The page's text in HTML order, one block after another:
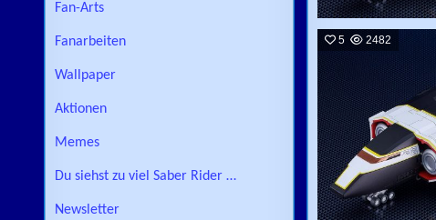
5 2482
Fan-Arts
Fanarbeiten
Wallpaper
Aktionen
Memes
Du siehst zu viel Saber Rider …
Newsletter